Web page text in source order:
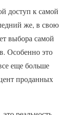
доступ к самой
же, в свою
выбора самой
Особенно это
еще больше
проданных